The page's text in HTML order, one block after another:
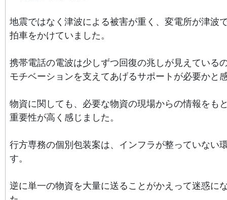
地震ではなく津波による被害が重く、変電所が津波
拍車をかけていました。
携帯電話の電波は少しずつ回復の兆しが見えている
モチベーションを支えてあげるサポートが必要かと
物資に関しても、必要な物資の現場からの情報をも
重要性が高く感じました。
行方専務の個別包装案は、インフラが整っていない
す。
逆に単一の物資を大量に送ることがかえって迷惑に